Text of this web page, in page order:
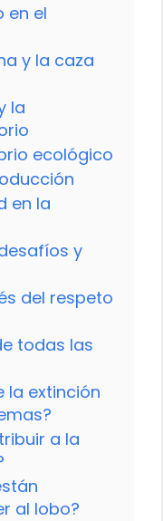
en el
y la caza
la
ecológico
en la
y
del respeto
todas las
la extinción
a la
al lobo?